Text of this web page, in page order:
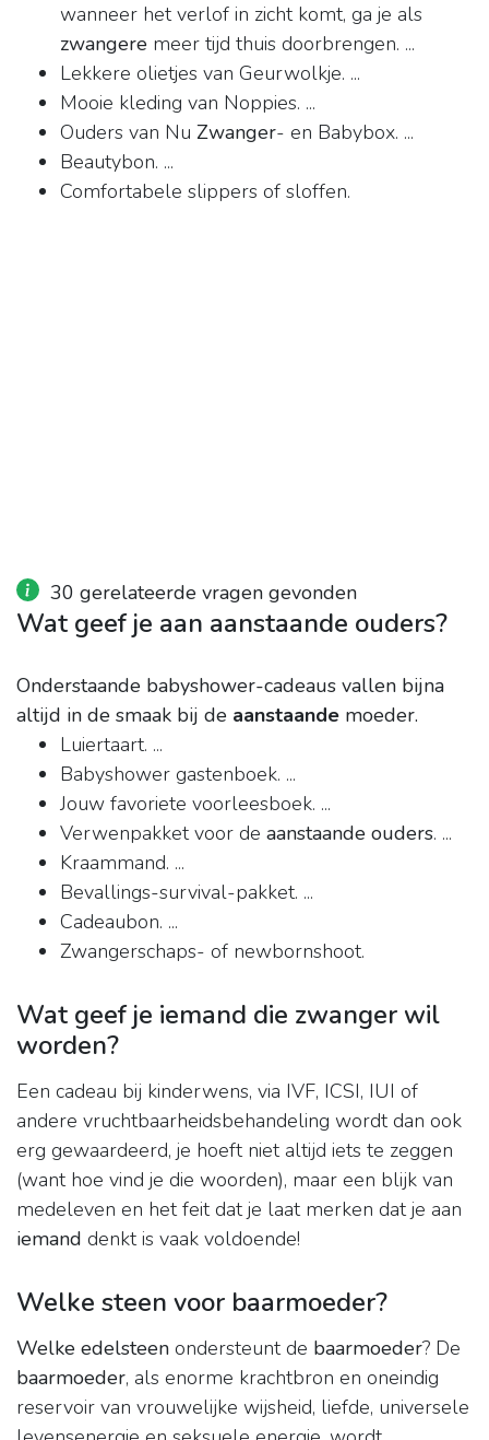
wanneer het verlof in zicht komt, ga je als
zwangere meer tijd thuis doorbrengen. ...
Lekkere olietjes van Geurwolkje. ...
Mooie kleding van Noppies. ...
Ouders van Nu Zwanger- en Babybox. ...
Beautybon. ...
Comfortabele slippers of sloffen.
30 gerelateerde vragen gevonden
Wat geef je aan aanstaande ouders?
Onderstaande babyshower-cadeaus vallen bijna
altijd in de smaak bij de aanstaande moeder.
Luiertaart. ...
Babyshower gastenboek. ...
Jouw favoriete voorleesboek. ...
Verwenpakket voor de aanstaande ouders. ...
Kraammand. ...
Bevallings-survival-pakket. ...
Cadeaubon. ...
Zwangerschaps- of newbornshoot.
Wat geef je iemand die zwanger wil
worden?
Een cadeau bij kinderwens, via IVF, ICSI, IUI of
andere vruchtbaarheidsbehandeling wordt dan ook
erg gewaardeerd, je hoeft niet altijd iets te zeggen
(want hoe vind je die woorden), maar een blijk van
medeleven en het feit dat je laat merken dat je aan
iemand denkt is vaak voldoende!
Welke steen voor baarmoeder?
Welke edelsteen ondersteunt de baarmoeder? De
baarmoeder, als enorme krachtbron en oneindig
reservoir van vrouwelijke wijsheid, liefde, universele